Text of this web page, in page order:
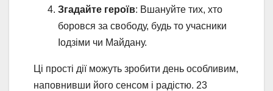
Згадайте героїв: Вшануйте тих, хто
боровся за свободу, будь то учасники
Іодзіми чи Майдану.
Ці прості дії можуть зробити день особливим,
наповнивши його сенсом і радістю. 23